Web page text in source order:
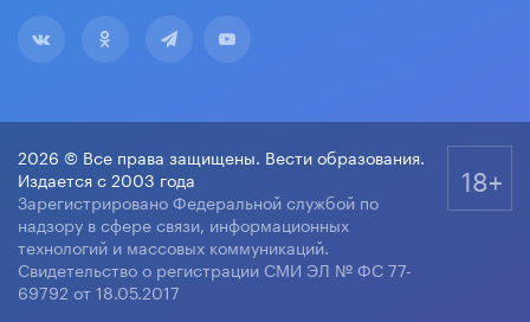
2026 © Все права защищены. Вести образования.
Издается с 2003 года
Зарегистрировано Федеральной службой по
надзору в сфере связи, информационных
технологий и массовых коммуникаций.
Свидетельство о регистрации СМИ ЭЛ № ФС 77-
69792 от 18.05.2017
18+